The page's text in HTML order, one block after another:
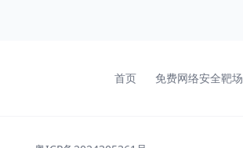
首页 免费网络安全靶场